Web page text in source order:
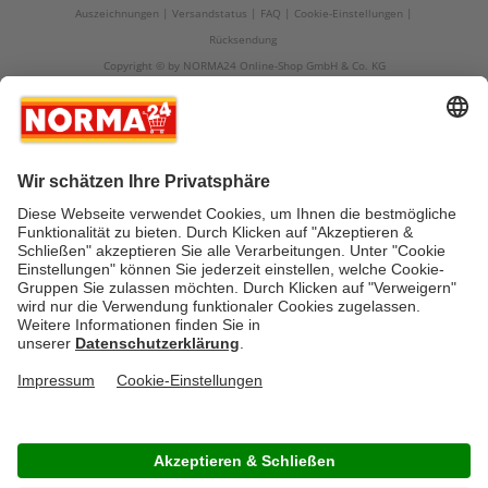
Auszeichnungen Versandstatus FAQ
Cookie-Einstellungen
Rücksendung
Copyright © by NORMA24 Online-Shop GmbH & Co. KG